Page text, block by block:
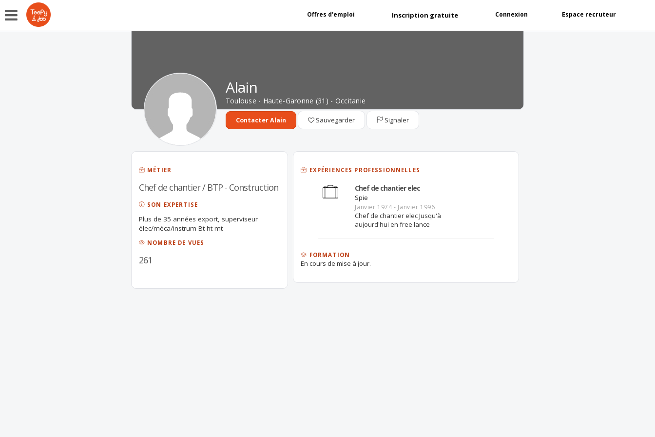
Offres d'emploi Inscription gratuite Connexion Espace recruteur
Alain
Toulouse - Haute-Garonne (31) - Occitanie
Contacter Alain Sauvegarder Signaler
MÉTIER
Chef de chantier / BTP - Construction
SON EXPERTISE
Plus de 35 années export, superviseur
élec/méca/instrum Bt ht mt
NOMBRE DE VUES
261
EXPÉRIENCES PROFESSIONNELLES
Chef de chantier elec
Spie
Janvier 1974 - Janvier 1996
Chef de chantier elec Jusqu'à
aujourd'hui en free lance
FORMATION
En cours de mise à jour.